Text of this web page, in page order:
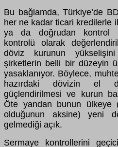
Bu bağlamda, Türkiye’de
her ne kadar ticari kredilerle
ya da doğrudan kontrol
kontrolü olarak
döviz kurunun
şirketlerin belli bir düzeyin
yasaklanıyor. Böylece,
hazırdaki dövizin el
güçlendirilmesi ve kurun
Öte yandan bunun ülkeye
olduğunun aksine) yeni
gelmediği açık.
Sermaye kontrollerini